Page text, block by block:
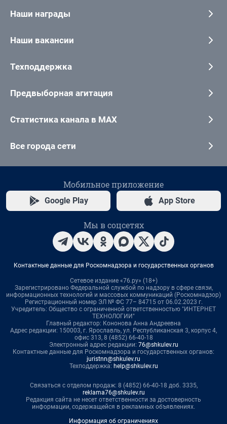
Наши награды
Наши вакансии
Техподдержка
Предвыборная агитация
Статистика канала в MAX
Все города сети
Мобильное приложение
Google Play App Store
Мы в соцсетях
Контактные данные для Роскомнадзора и государственных органов
Сетевое издание «76.ру» (18+)
Зарегистрировано Федеральной службой по надзору в сфере связи,
информационных технологий и массовых коммуникаций (Роскомнадзор)
Регистрационный номер ЭЛ № ФС 77– 84715 от 06.02.2023 г.
Учредитель: Общество с ограниченной ответственностью "ИНТЕРНЕТ
ТЕХНОЛОГИИ"
Главный редактор: Кононова Анна Андреевна
Адрес редакции: 150003, г. Ярославль, ул. Республиканская 3, корпус 4,
офис 313, 8 (4852) 66-40-18
Электронный адрес редакции: 76@shkulev.ru
Контактные данные для Роскомнадзора и государственных органов:
juristnn@shkulev.ru
Техподдержка: help@shkulev.ru
Связаться с отделом продаж: 8 (4852) 66-40-18 доб. 3335,
reklama76@shkulev.ru
Редакция сайта не несет ответственности за достоверность
информации, содержащейся в рекламных объявлениях.
Информация об ограничениях